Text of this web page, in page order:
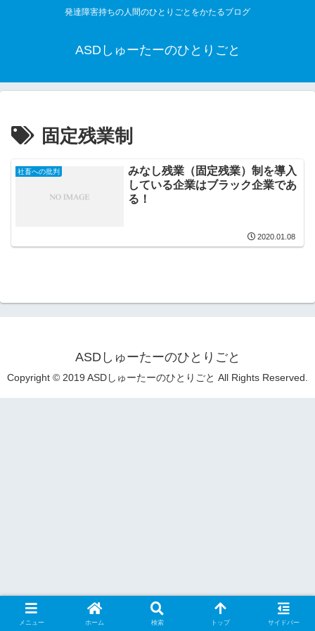
発達障害持ちの人間のひとりごとをかたるブログ
ASDしゅーたーのひとりごと
固定残業制
社畜への批判
みなし残業（固定残業）制を導入
している企業はブラック企業であ
る！
2020.01.08
ASDしゅーたーのひとりごと
Copyright © 2019 ASDしゅーたーのひとりごと All Rights Reserved.
メニュー ホーム 検索 トップ サイドバー